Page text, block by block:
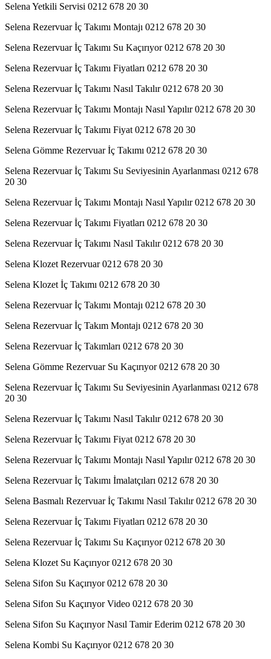
Selena Yetkili Servisi 0212 678 20 30
Selena Rezervuar İç Takımı Montajı 0212 678 20 30
Selena Rezervuar İç Takımı Su Kaçırıyor 0212 678 20 30
Selena Rezervuar İç Takımı Fiyatları 0212 678 20 30
Selena Rezervuar İç Takımı Nasıl Takılır 0212 678 20 30
Selena Rezervuar İç Takımı Montajı Nasıl Yapılır 0212 678 20 30
Selena Rezervuar İç Takımı Fiyat 0212 678 20 30
Selena Gömme Rezervuar İç Takımı 0212 678 20 30
Selena Rezervuar İç Takımı Su Seviyesinin Ayarlanması 0212 678
20 30
Selena Rezervuar İç Takımı Montajı Nasıl Yapılır 0212 678 20 30
Selena Rezervuar İç Takımı Fiyatları 0212 678 20 30
Selena Rezervuar İç Takımı Nasıl Takılır 0212 678 20 30
Selena Klozet Rezervuar 0212 678 20 30
Selena Klozet İç Takımı 0212 678 20 30
Selena Rezervuar İç Takımı Montajı 0212 678 20 30
Selena Rezervuar İç Takım Montajı 0212 678 20 30
Selena Rezervuar İç Takımları 0212 678 20 30
Selena Gömme Rezervuar Su Kaçırıyor 0212 678 20 30
Selena Rezervuar İç Takımı Su Seviyesinin Ayarlanması 0212 678
20 30
Selena Rezervuar İç Takımı Nasıl Takılır 0212 678 20 30
Selena Rezervuar İç Takımı Fiyat 0212 678 20 30
Selena Rezervuar İç Takımı Montajı Nasıl Yapılır 0212 678 20 30
Selena Rezervuar İç Takımı İmalatçıları 0212 678 20 30
Selena Basmalı Rezervuar İç Takımı Nasıl Takılır 0212 678 20 30
Selena Rezervuar İç Takımı Fiyatları 0212 678 20 30
Selena Rezervuar İç Takımı Su Kaçırıyor 0212 678 20 30
Selena Klozet Su Kaçırıyor 0212 678 20 30
Selena Sifon Su Kaçırıyor 0212 678 20 30
Selena Sifon Su Kaçırıyor Video 0212 678 20 30
Selena Sifon Su Kaçırıyor Nasıl Tamir Ederim 0212 678 20 30
Selena Kombi Su Kaçırıyor 0212 678 20 30